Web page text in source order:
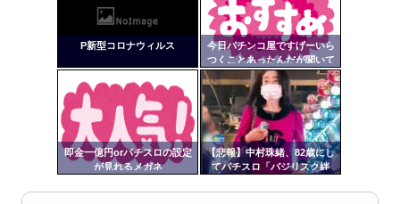
な新商品を発売
Powered by livedoor 相互RSS
P新型コロナウィルス
今日パチンコ屋ですげーいら
つくことあったんだが聞いて
くれ
即金一億円orパチスロの設定
が見れるメガネ
【悲報】中村珠緒、82歳にし
てパチスロ「バジリスク絆
ンク
自動
更新
ツー